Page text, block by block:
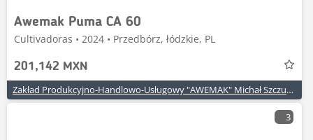
Awemak Puma CA 60
Cultivadoras • 2024 • Przedbórz, łódzkie, PL
201,142 MXN
Zakład Produkcyjno-Handlowo-Usługowy "AWEMAK" Michał Szczuraszek
3